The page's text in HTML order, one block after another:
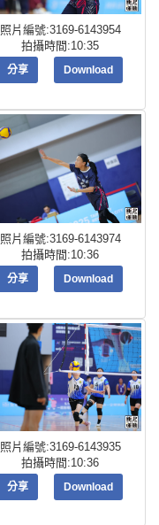
照片編號:3169-6143954
拍攝時間:10:35
分享 Download
照片編號:3169-6143974
拍攝時間:10:36
分享 Download
照片編號:3169-6143935
拍攝時間:10:36
分享 Download